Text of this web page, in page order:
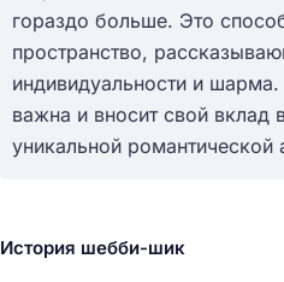
гораздо больше. Это
пространство,
индивидуальности и
важна и вносит свой вклад
уникальной
История шебби-шик